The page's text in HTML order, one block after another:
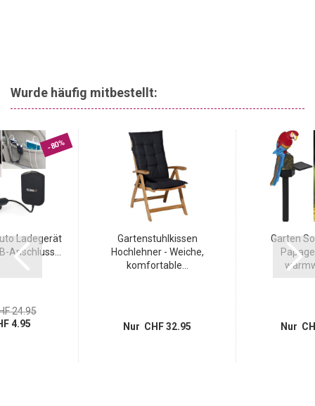
Blumentopfs, um Ihren Pflanzen eine optimale Umgebung zu
bieten. Lassen Sie sich von der Kombination aus Funktionalität und
Strahlen.
Wurde häufig mitbestellt:
-80%
Ladegerät
Anschluss...
24.95
4.95
Gartenstuhlkissen
Hochlehner - Weiche,
komfortable...
Nur CHF 32.95
Garten
Nur